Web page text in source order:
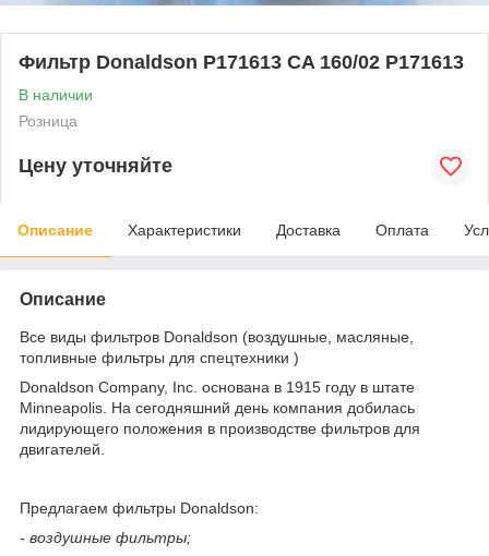
Фильтр Donaldson P171613 CA 160/02 P171613
В наличии
Розница
Цену уточняйте
Описание Характеристики Доставка Оплата
Описание
Все виды фильтров Donaldson (воздушные, масляные,
топливные фильтры для спецтехники )
Donaldson Company, Inc. основана в 1915 году в штате
Minneapolis. На сегодняшний день компания добилась
лидирующего положения в производстве фильтров для
двигателей.
Предлагаем фильтры Donaldson:
- воздушные фильтры;